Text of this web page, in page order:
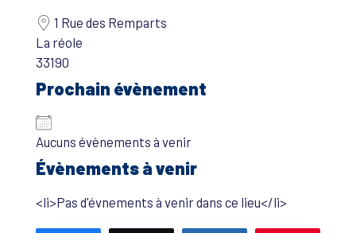
1 Rue des Remparts
La réole
33190
Prochain évènement
Aucuns évènements à venir
Évènements à venir
<li>Pas d'évnements à venir dans ce lieu</li>